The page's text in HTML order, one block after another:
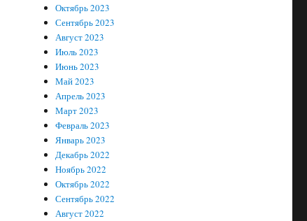
Октябрь 2023
Сентябрь 2023
Август 2023
Июль 2023
Июнь 2023
Май 2023
Апрель 2023
Март 2023
Февраль 2023
Январь 2023
Декабрь 2022
Ноябрь 2022
Октябрь 2022
Сентябрь 2022
Август 2022